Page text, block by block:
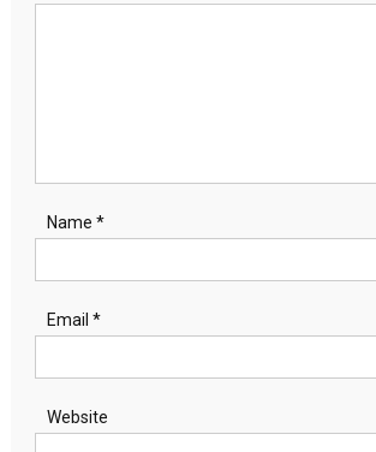
Name *
Email *
Website